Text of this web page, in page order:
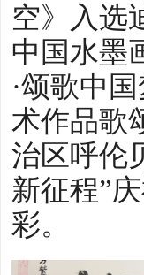
空》入选
中国水墨
·颂歌中
术作品歌
治区呼伦
新征程”
彩。